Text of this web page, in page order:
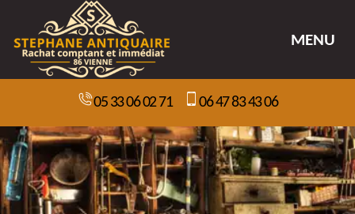
MENU
05 33 06 02 71 06 47 83 43 06